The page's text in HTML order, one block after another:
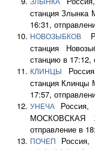
ЗЛЫНКА
станция
16:31,
НОВОЗЫБКОВ
станция
станцию в 17:12,
КЛИНЦЫ
станция
17:57,
УНЕЧА
Россия,
МОСКОВСКАЯ
отправление в
ПОЧЕП
Россия,